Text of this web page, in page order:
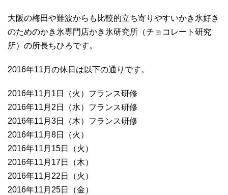
大阪の梅田や難波からも比較的立ち寄りやすいかき氷好き
のためのかき氷専門店かき氷研究所（チョコレート研究
所）の所長ちひろです。
2016年11月の休日は以下の通りです。
2016年11月1日（火）フランス研修
2016年11月2日（水）フランス研修
2016年11月3日（木）フランス研修
2016年11月8日（火）
2016年11月15日（火）
2016年11月17日（木）
2016年11月22日（火）
2016年11月25日（金）